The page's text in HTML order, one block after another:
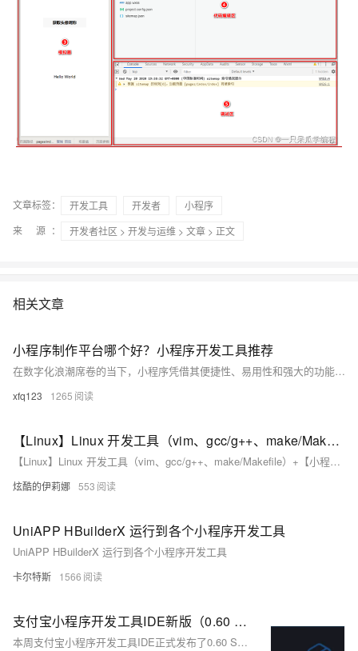
文章标签： 开发工具 开发者
小程序
来 源：
开发者社区 > 开发与运维 > 文章 > 正文
相关文章
小程序制作平台哪个好？小程序开发工具推荐
在数字化浪潮席卷的当下，小程序凭借其便捷性、易用性和强大的功能，成为企业拓展业务、提升用户体验的重要工具。然而，选择合适的小程序开发模式，是确保项目成功的关键所在。目前，主流的小程序开发模式主要有自主开发、利用SaaS小程序制作平台开发以及外包开发这三种。它们在成本投入、开发周期、控制力度和灵活性等方面各有优劣，适用于不同发展阶段和类型的企业。接下来，我们将对这三种模式进行详细剖析。
xfq123 1265
【Linux】Linux 开发工具（vim、gcc/g++、make/Makefile）+【小程序：进度条】-- 详解
【Linux】Linux 开发工具（vim、gcc/g++、make/Makefile）+【小程序：进度条】-- 详解
炫酷的伊莉娜 553
UniAPP HBuilderX 运行到各个小程序开发工具
UniAPP HBuilderX 运行到各个小程序开发工具
卡尔特斯 1566
支付宝小程序开发工具IDE新版（0.60 Stable）正式发布
本周支付宝小程序开发工具IDE正式发布了0.60 Stable版本，该版本主要对插件体系进行了升级，新增预检测功能以及修复了部分问题。